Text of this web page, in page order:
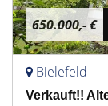
650.000,- €
Bielefeld
Verkauft!!